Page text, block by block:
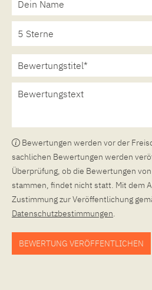
Bewertungen werden vor der
sachlichen Bewertungen werden
Überprüfung, ob die Bewertungen
stammen, findet nicht statt. Mit dem
Zustimmung zur Veröffentlichung
Datenschutzbestimmungen.
BEWERTUNG VERÖFFENTLICHEN